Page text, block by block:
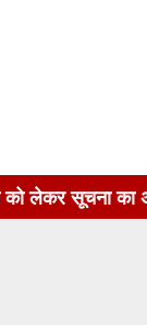
अधिकार